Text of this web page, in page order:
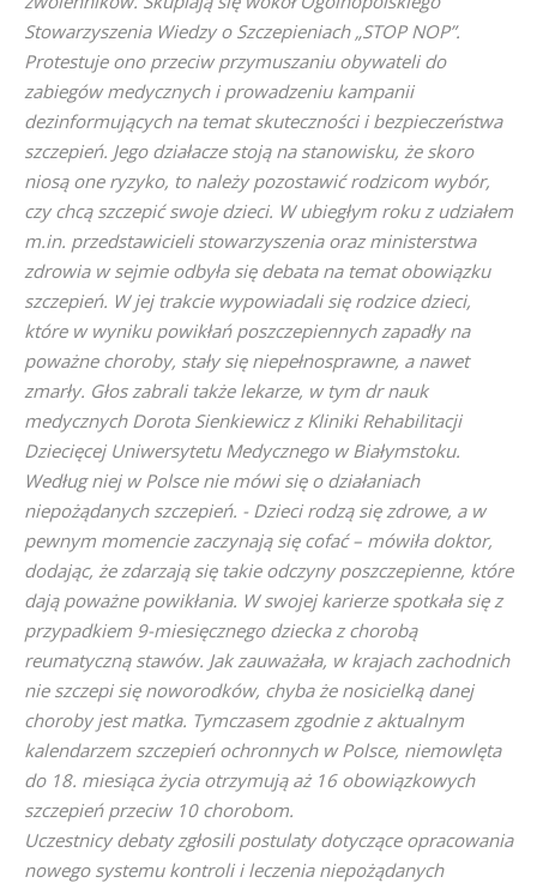
Stowarzyszenia Wiedzy o Szczepieniach „STOP NOP”.
Protestuje ono przeciw przymuszaniu obywateli do
zabiegów medycznych i prowadzeniu kampanii
dezinformujących na temat skuteczności i bezpieczeństwa
szczepień. Jego działacze stoją na stanowisku, że skoro
niosą one ryzyko, to należy pozostawić rodzicom wybór,
czy chcą szczepić swoje dzieci. W ubiegłym roku z udziałem
m.in. przedstawicieli stowarzyszenia oraz ministerstwa
zdrowia w sejmie odbyła się debata na temat obowiązku
szczepień. W jej trakcie wypowiadali się rodzice dzieci,
które w wyniku powikłań poszczepiennych zapadły na
poważne choroby, stały się niepełnosprawne, a nawet
zmarły. Głos zabrali także lekarze, w tym dr nauk
medycznych Dorota Sienkiewicz z Kliniki Rehabilitacji
Dziecięcej Uniwersytetu Medycznego w Białymstoku.
Według niej w Polsce nie mówi się o działaniach
niepożądanych szczepień. - Dzieci rodzą się zdrowe, a w
pewnym momencie zaczynają się cofać – mówiła doktor,
dodając, że zdarzają się takie odczyny poszczepienne, które
dają poważne powikłania. W swojej karierze spotkała się z
przypadkiem 9-miesięcznego dziecka z chorobą
reumatyczną stawów. Jak zauważała, w krajach zachodnich
nie szczepi się noworodków, chyba że nosicielką danej
choroby jest matka. Tymczasem zgodnie z aktualnym
kalendarzem szczepień ochronnych w Polsce, niemowlęta
do 18. miesiąca życia otrzymują aż 16 obowiązkowych
szczepień przeciw 10 chorobom.
Uczestnicy debaty zgłosili postulaty dotyczące opracowania
nowego systemu kontroli i leczenia niepożądanych